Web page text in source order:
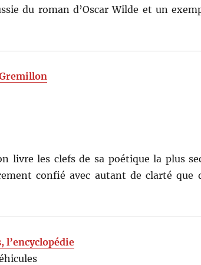
du roman d’Oscar Wilde et un
livre les clefs de sa poétique la plus
confié avec autant de clarté que
l’encyclopédie